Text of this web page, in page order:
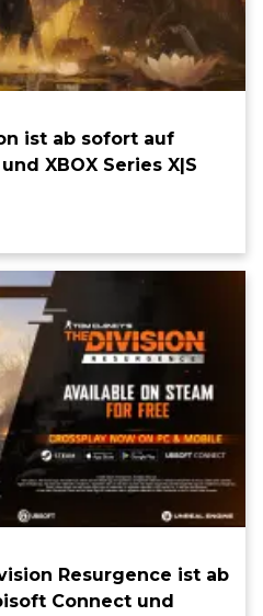
ist ab sofort auf
XBOX Series X|S
Resurgence ist ab
Connect und